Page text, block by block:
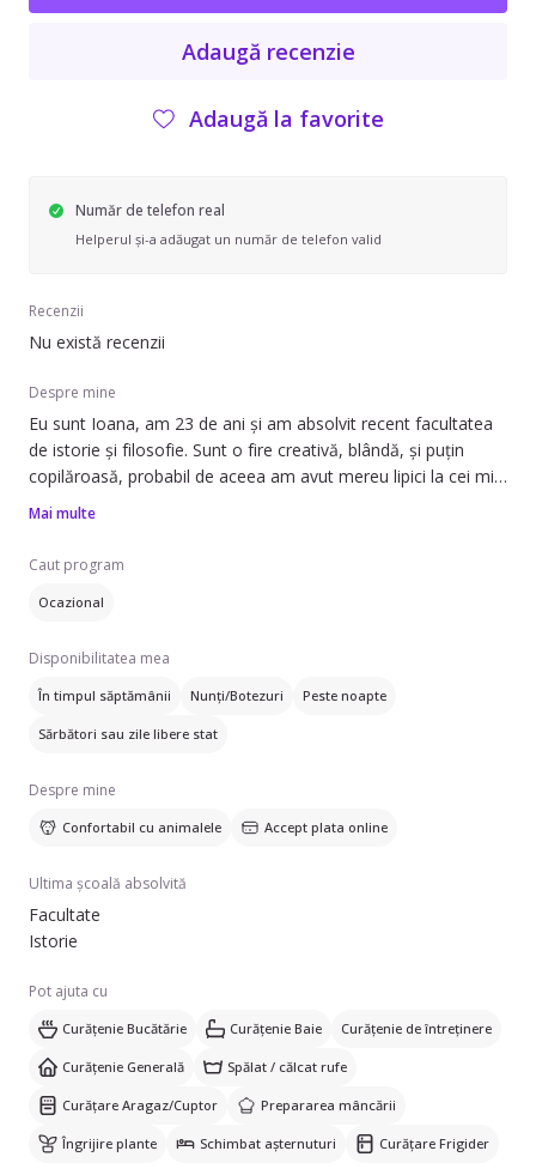
Adaugă recenzie
Adaugă la favorite
Număr de telefon real
Helperul și-a adăugat un număr de telefon valid
Recenzii
Nu există recenzii
Despre mine
Eu sunt Ioana, am 23 de ani și am absolvit recent facultatea
de istorie și filosofie. Sunt o fire creativă, blândă, și puțin
copilăroasă, probabil de aceea am avut mereu lipici la cei mici
și mi-a plăcut mereu să stau cu ei și să îi învăț tot felul de
fiind dintotdeauna răbdătoare și destul de energică.
Pe langa asta, am activat 6 ani într-o asociație de tineri din
cadrul unui ONG, care se baza pe interacțiune cu cei mici (de
promovarea educației nonformale, organizând zile de joacă
interactive și activități socio-culturale.
Mai multe
Caut program
Ocazional
Disponibilitatea mea
În timpul săptămânii Nunți/Botezuri Peste noapte
Sărbători sau zile libere stat
Despre mine
Confortabil cu animalele Accept plata online
Ultima școală absolvită
Facultate
Istorie
Pot ajuta cu
Curățenie Bucătărie Curățenie Baie Curățenie de întreținere
Curățenie Generală Spălat / călcat rufe
Curățare Aragaz/Cuptor Prepararea mâncării
Îngrijire plante Schimbat așternuturi Curățare Frigider